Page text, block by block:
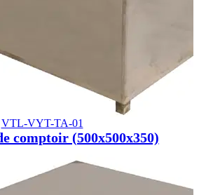
VTL-VYT-TA-01
comptoir (500x500x350)